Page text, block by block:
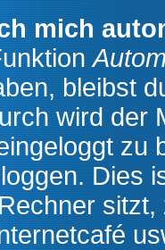
mich
bleibst
wird der
zu
Dies